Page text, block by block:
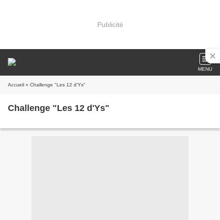
Publicité
MENU
Accueil » Challenge "Les 12 d'Ys"
Challenge "Les 12 d'Ys"